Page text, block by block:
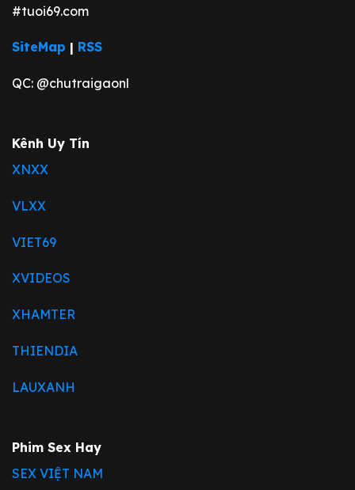
#tuoi69.com
SiteMap | RSS
QC: @chutraigaonl
Kênh Uy Tín
XNXX
VLXX
VIET69
XVIDEOS
XHAMTER
THIENDIA
LAUXANH
Phim Sex Hay
SEX VIỆT NAM